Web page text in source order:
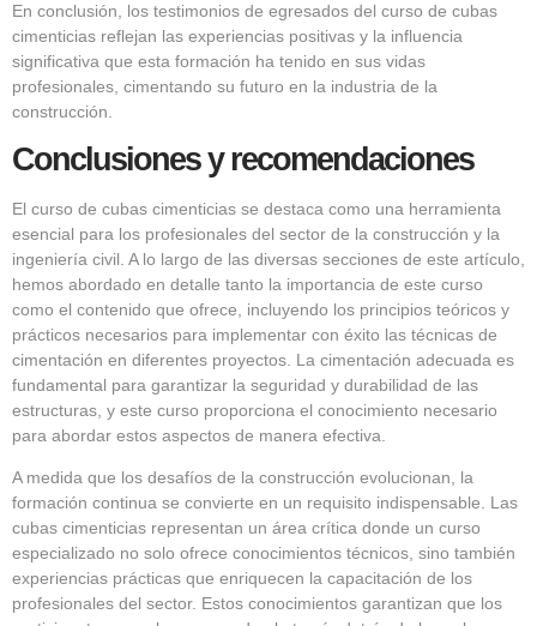
En conclusión, los testimonios de egresados del curso de cubas
cimenticias reflejan las experiencias positivas y la influencia
significativa que esta formación ha tenido en sus vidas
profesionales, cimentando su futuro en la industria de la
construcción.
Conclusiones y recomendaciones
El curso de cubas cimenticias se destaca como una herramienta
esencial para los profesionales del sector de la construcción y la
ingeniería civil. A lo largo de las diversas secciones de este artículo,
hemos abordado en detalle tanto la importancia de este curso
como el contenido que ofrece, incluyendo los principios teóricos y
prácticos necesarios para implementar con éxito las técnicas de
cimentación en diferentes proyectos. La cimentación adecuada es
fundamental para garantizar la seguridad y durabilidad de las
estructuras, y este curso proporciona el conocimiento necesario
para abordar estos aspectos de manera efectiva.
A medida que los desafíos de la construcción evolucionan, la
formación continua se convierte en un requisito indispensable. Las
cubas cimenticias representan un área crítica donde un curso
especializado no solo ofrece conocimientos técnicos, sino también
experiencias prácticas que enriquecen la capacitación de los
profesionales del sector. Estos conocimientos garantizan que los